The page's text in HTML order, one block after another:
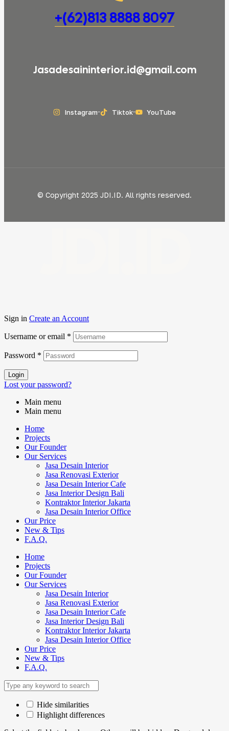
+(62)813 8888 8097
Jasadesaininterior.id@gmail.com
Instagram Tiktok YouTube
© Copyright 2025 JDI.ID. All rights reserved.
Sign in Create an Account
Username or email *
Password *
Login
Lost your password?
Main menu
Main menu
Home
Projects
Our Founder
Our Services
Jasa Desain Interior
Jasa Renovasi Exterior
Jasa Desain Interior Cafe
Jasa Interior Design Bali
Kontraktor Interior Jakarta
Jasa Desain Interior Office
Our Price
New & Tips
F.A.Q.
Home
Projects
Our Founder
Our Services
Jasa Desain Interior
Jasa Renovasi Exterior
Jasa Desain Interior Cafe
Jasa Interior Design Bali
Kontraktor Interior Jakarta
Jasa Desain Interior Office
Our Price
New & Tips
F.A.Q.
Hide similarities
Highlight differences